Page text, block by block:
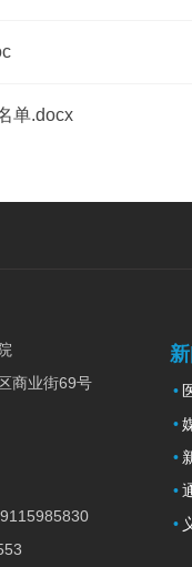
单.docx
商业街69号